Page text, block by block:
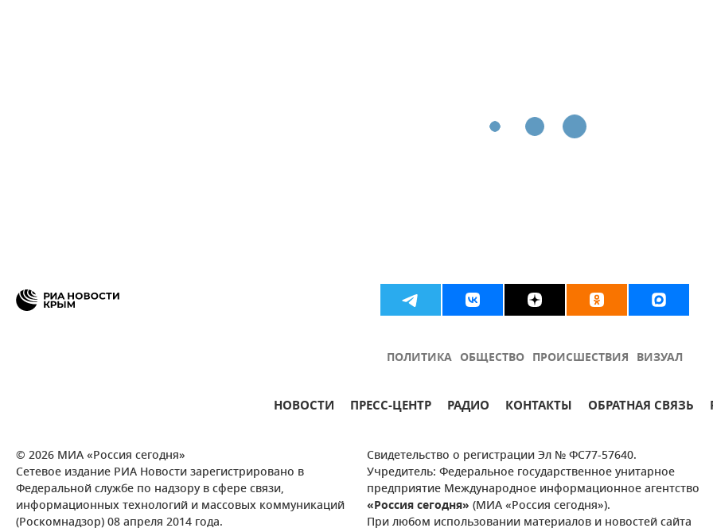
ПОЛИТИКА ОБЩЕСТВО ПРОИСШЕСТВИЯ ВИЗУАЛ
НОВОСТИ ПРЕСС-ЦЕНТР РАДИО КОНТАКТЫ ОБРАТНАЯ СВЯЗЬ
© 2026 МИА «Россия сегодня»
Сетевое издание РИА Новости зарегистрировано в
Федеральной службе по надзору в сфере связи,
информационных технологий и массовых коммуникаций
(Роскомнадзор) 08 апреля 2014 года.
Свидетельство о регистрации Эл № ФС77-57640.
Учредитель: Федеральное государственное унитарное
предприятие Международное информационное агентство
«Россия сегодня» (МИА «Россия сегодня»).
При любом использовании материалов и новостей сайта